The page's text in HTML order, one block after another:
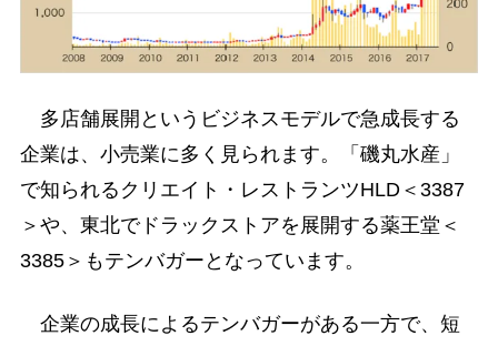
多店舗展開というビジネスモデルで急成長する
企業は、小売業に多く見られます。「磯丸水産」
で知られるクリエイト・レストランツHLD＜3387
＞や、東北でドラックストアを展開する薬王堂＜
3385＞もテンバガーとなっています。
企業の成長によるテンバガーがある一方で、短